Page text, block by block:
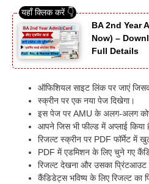
BA 2nd Year
Now) –
Full Details
ऑफिशियल साइट लिंक पर जाएं
स्क्रीन पर एक नया पेज दिखेगा।
इस पेज पर AMU के अलग-अलग
आपने जिस भी फील्ड में अप्लाई
रिजल्ट स्क्रीन पर PDF फॉर्मेट में
PDF में एडमिशन के लिए चुने गए
रिजल्ट देखना और उसका प्रिंटआउट
कैंडिडेट्स भविष्य के लिए रिजल्ट का